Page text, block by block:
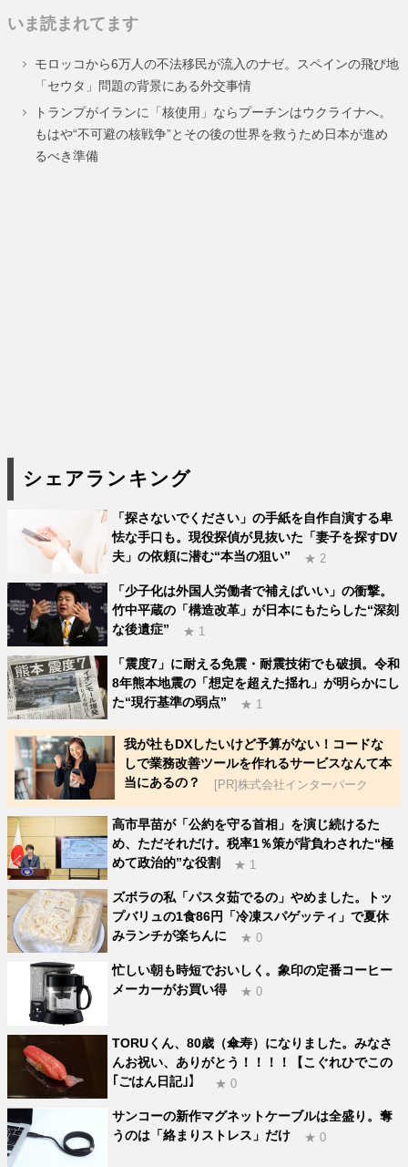
ー
ジ
ー
ジ
ー
ジ
ー
ジ
いま読まれてます
モロッコから6万人の不法移民が流入のナゼ。スペインの飛び地
「セウタ」問題の背景にある外交事情
トランプがイランに「核使用」ならプーチンはウクライナへ。
もはや“不可避の核戦争”とその後の世界を救うため日本が進め
るべき準備
シェアランキング
「探さないでください」の手紙を自作自演する卑
怯な手口も。現役探偵が見抜いた「妻子を探すDV
夫」の依頼に潜む“本当の狙い”
★ 2
「少子化は外国人労働者で補えばいい」の衝撃。
竹中平蔵の「構造改革」が日本にもたらした“深刻
な後遺症”
★ 1
「震度7」に耐える免震・耐震技術でも破損。令和
8年熊本地震の「想定を超えた揺れ」が明らかにし
た“現行基準の弱点”
★ 1
我が社もDXしたいけど予算がない！コードな
しで業務改善ツールを作れるサービスなんて本
当にあるの？
[PR]株式会社インターパーク
高市早苗が「公約を守る首相」を演じ続けるた
め、ただそれだけ。税率1％策が背負わされた“極
めて政治的”な役割
★ 1
ズボラの私「パスタ茹でるの」やめました。トッ
プバリュの1食86円「冷凍スパゲッティ」で夏休
みランチが楽ちんに
★ 0
忙しい朝も時短でおいしく。象印の定番コーヒー
メーカーがお買い得
★ 0
TORUくん、80歳（傘寿）になりました。みなさ
んお祝い、ありがとう！！！！【こぐれひでこの
｢ごはん日記｣】
★ 0
サンコーの新作マグネットケーブルは全盛り。奪
うのは「絡まりストレス」だけ
★ 0